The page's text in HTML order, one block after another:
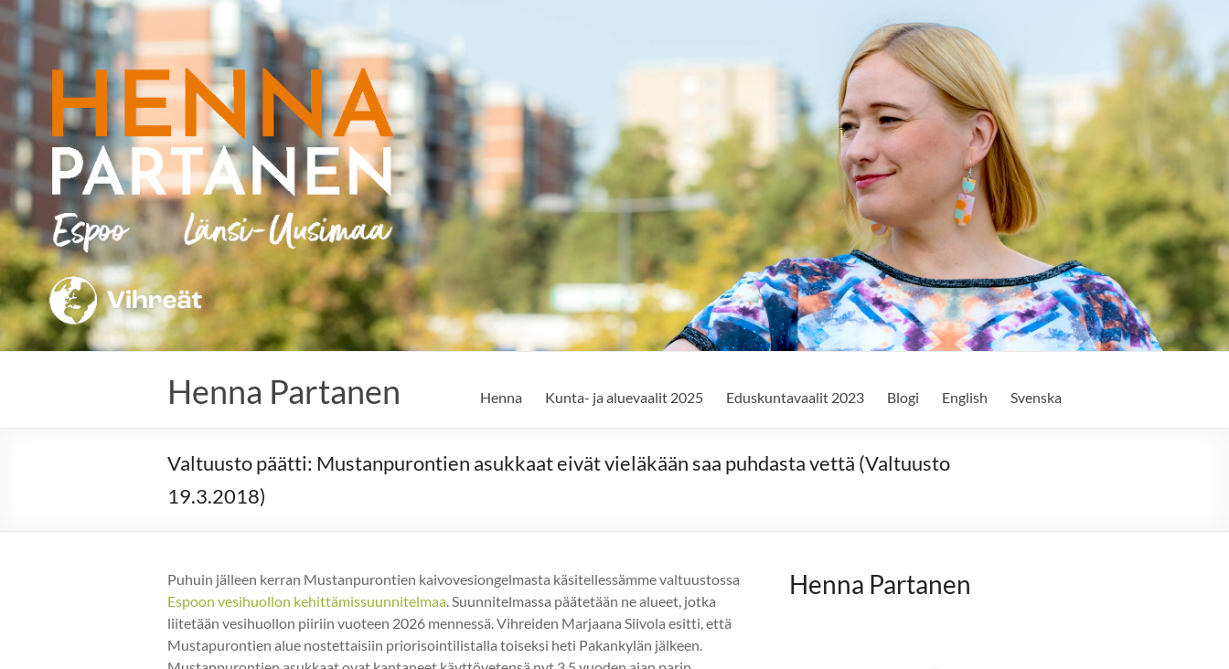
Skip
to
content
Henna Partanen Henna Kunta- ja aluevaalit 2025 Eduskuntavaalit 2023 Blogi English Svenska
Valtuusto päätti: Mustanpurontien asukkaat eivät vieläkään saa puhdasta vettä (Valtuusto
19.3.2018)
Puhuin jälleen kerran Mustanpurontien kaivovesiongelmasta käsitellessämme valtuustossa
Espoon vesihuollon kehittämissuunnitelmaa . Suunnitelmassa päätetään ne alueet, jotka
liitetään vesihuollon piiriin vuoteen 2026 mennessä. Vihreiden Marjaana Siivola esitti, että
Mustapurontien alue nostettaisiin priorisointilistalla toiseksi heti Pakankylän jälkeen.
Henna Partanen